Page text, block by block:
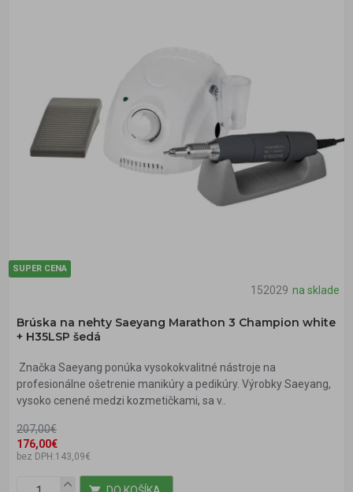
SUPER CENA
152029 na sklade
Brúska na nehty Saeyang Marathon 3 Champion white
+ H35LSP šedá
Značka Saeyang ponúka vysokokvalitné nástroje na
profesionálne ošetrenie manikúry a pedikúry. Výrobky Saeyang,
vysoko cenené medzi kozmetičkami, sa v..
176,00€
207,00€
bez DPH:143,09€